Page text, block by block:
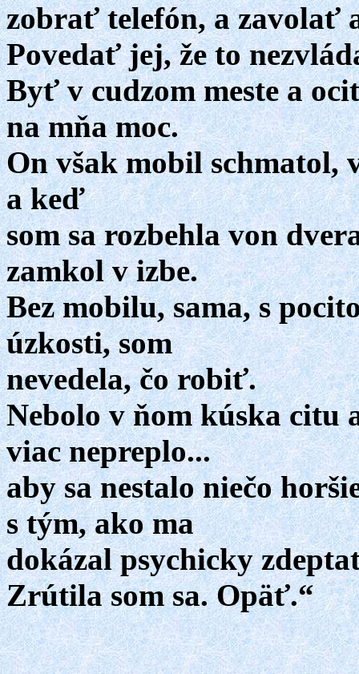
zobrať telefón, a zavolať
Povedať jej, že to
Byť v cudzom meste a
na mňa moc.
On však mobil schmatol,
a keď
som sa rozbehla von
zamkol v izbe.
Bez mobilu, sama, s
úzkosti, som
nevedela, čo robiť.
Nebolo v ňom kúska citu
viac nepreplo...
aby sa nestalo niečo
s tým, ako ma
dokázal psychicky
Zrútila som sa. Opäť.“